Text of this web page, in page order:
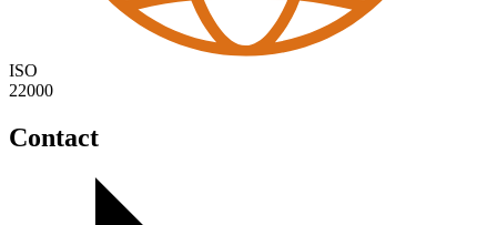
ISO
22000
Contact